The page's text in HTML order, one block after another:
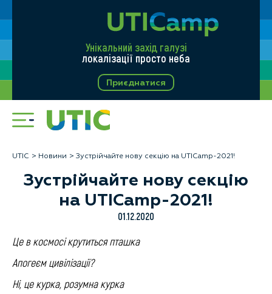
Унікальний захід галузі
локалізації просто неба
Приєднатися
UTIC Новини Зустрійчайте нову секцію на UTICamp-2021!
Зустрійчайте нову секцію
на UTICamp-2021!
01.12.2020
Це в космосі крутиться пташка
Апогеєм цивілізації?
Ні, це курка, розумна курка